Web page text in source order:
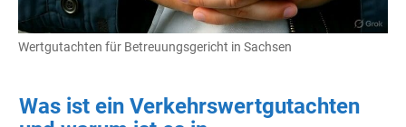
Wertgutachten für Betreuungsgericht in Sachsen
Was ist ein Verkehrswertgutachten